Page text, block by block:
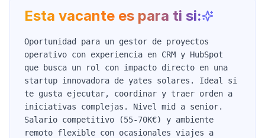
Esta vacante es para ti si:
Oportunidad para un gestor de proyectos
operativo con experiencia en CRM y HubSpot
que busca un rol con impacto directo en una
startup innovadora de yates solares. Ideal si
te gusta ejecutar, coordinar y traer orden a
iniciativas complejas. Nivel mid a senior.
Salario competitivo (55-70K€) y ambiente
remoto flexible con ocasionales viajes a